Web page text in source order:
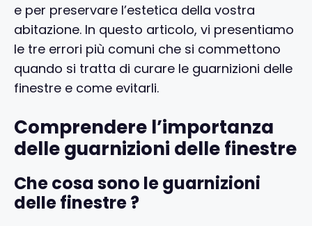
e per preservare l’estetica della vostra
abitazione. In questo articolo, vi presentiamo
le tre errori più comuni che si commettono
quando si tratta di curare le guarnizioni delle
finestre e come evitarli.
Comprendere l’importanza
delle guarnizioni delle finestre
Che cosa sono le guarnizioni
delle finestre ?